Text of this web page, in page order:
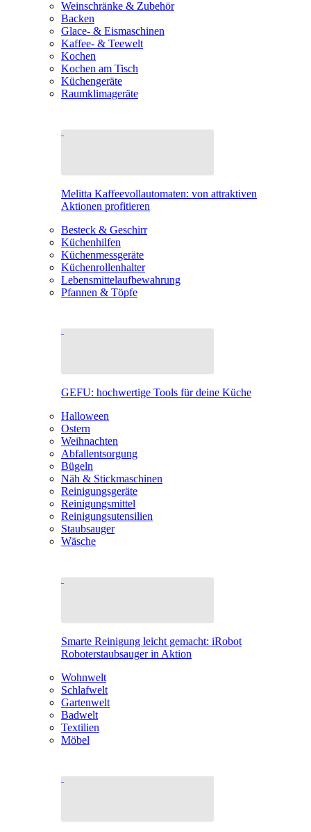
Weinschränke & Zubehör
Backen
Glace- & Eismaschinen
Kaffee- & Teewelt
Kochen
Kochen am Tisch
Küchengeräte
Raumklimageräte
Melitta Kaffeevollautomaten: von attraktiven
Aktionen profitieren
Besteck & Geschirr
Küchenhilfen
Küchenmessgeräte
Küchenrollenhalter
Lebensmittelaufbewahrung
Pfannen & Töpfe
GEFU: hochwertige Tools für deine Küche
Halloween
Ostern
Weihnachten
Abfallentsorgung
Bügeln
Näh & Stickmaschinen
Reinigungsgeräte
Reinigungsmittel
Reinigungsutensilien
Staubsauger
Wäsche
Smarte Reinigung leicht gemacht: iRobot
Roboterstaubsauger in Aktion
Wohnwelt
Schlafwelt
Gartenwelt
Badwelt
Textilien
Möbel